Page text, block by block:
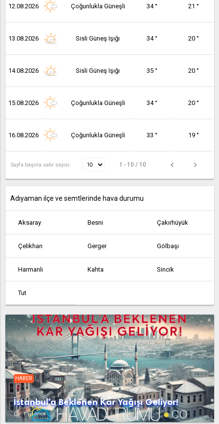
12.08.2026 Çoğunlukla Güneşli 34 ° 21 °
13.08.2026 Sisli Güneş Işığı 34 ° 20 °
14.08.2026 Sisli Güneş Işığı 35 ° 20 °
15.08.2026 Çoğunlukla Güneşli 34 ° 20 °
16.08.2026 Çoğunlukla Güneşli 33 ° 19 °
Sayfa başına satır sayısı: 1 - 10 / 10
Adıyaman ilçe ve semtlerinde hava durumu
Aksaray Besni Çakırhüyük
Çelikhan Gerger Gölbaşı
Harmanlı Kahta Sincik
Tut
HABER
İstanbul'a Beklenen Kar Yağışı Geliyor!
access_time 1 yıl önce